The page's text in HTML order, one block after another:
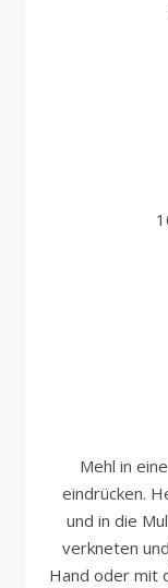
Mehl in
eindrücken.
und in die
verkneten
Hand oder mit